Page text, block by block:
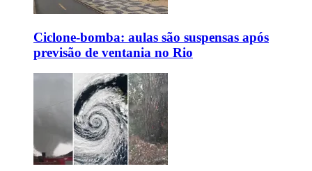
Ciclone-bomba: aulas são suspensas após
previsão de ventania no Rio